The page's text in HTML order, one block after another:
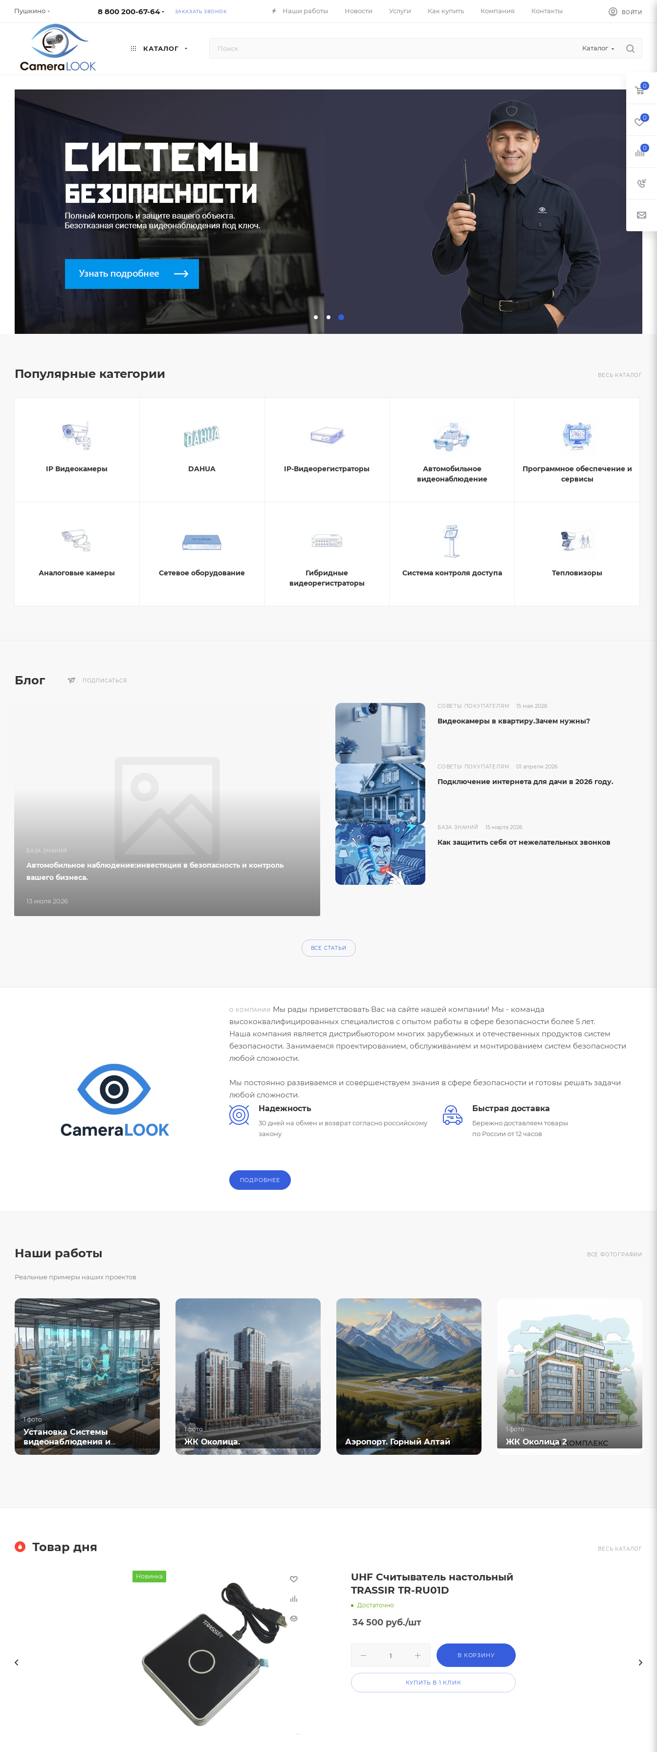
Пушкино 8 800 200-67-64 ЗАКАЗАТЬ ЗВОНОК Наши работы Новости Услуги Как купить Компания Контакты ВОЙТИ
КАТАЛОГ Каталог
Популярные категории ВЕСЬ КАТАЛОГ
IP Видеокамеры DAHUA IP-Видеорегистраторы
Автомобильное
видеонаблюдение
Программное обеспечение и
сервисы
Аналоговые камеры Сетевое оборудование
Гибридные
видеорегистраторы
Система контроля доступа Тепловизоры
Блог ПОДПИСАТЬСЯ
БАЗА ЗНАНИЙ
13 июля 2026
Автомобильное наблюдение:инвестиция в безопасность и контроль
вашего бизнеса.
СОВЕТЫ ПОКУПАТЕЛЯМ 15 мая 2026
Видеокамеры в квартиру.Зачем нужны?
СОВЕТЫ ПОКУПАТЕЛЯМ 01 апреля 2026
Подключение интернета для дачи в 2026 году.
БАЗА ЗНАНИЙ 15 марта 2026
Как защитить себя от нежелательных звонков
ВСЕ СТАТЬИ
О КОМПАНИИ Мы рады приветствовать Вас на сайте нашей компании! Мы - команда
высококвалифицированных специалистов с опытом работы в сфере безопасности более 5 лет.
Наша компания является дистрибьютором многих зарубежных и отечественных продуктов систем
безопасности. Занимаемся проектированием, обслуживанием и монтированием систем безопасности
любой сложности.
Мы постоянно развиваемся и совершенствуем знания в сфере безопасности и готовы решать задачи
любой сложности.
Надежность
30 дней на обмен и возврат согласно российскому
закону
Быстрая доставка
Бережно доставляем товары
по России от 12 часов
ПОДРОБНЕЕ
Наши работы ВСЕ ФОТОГРАФИИ
Реальные примеры наших проектов
1 фото
Установка Системы
видеонаблюдения и
контроля рабочего времени
1 фото
ЖК Околица. Аэропорт. Горный Алтай
1 фото
ЖК Околица 2
Товар дня ВЕСЬ КАТАЛОГ
Новинка
UHF Считыватель настольный
TRASSIR TR-RU01D
Достаточно
34 500 руб./шт
В КОРЗИНУ
КУПИТЬ В 1 КЛИК
0
0
0